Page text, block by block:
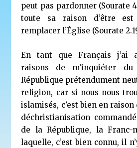
peut pas pardonner (Sourate
toute sa raison d’être
remplacer l’Église (Sourate
En tant que Français j’ai
raisons de m’inquiéter
République prétendument
religion, car si nous nous
islamisés, c’est bien en
déchristianisation
de la République, la Franc-
laquelle, c’est bien connu, il